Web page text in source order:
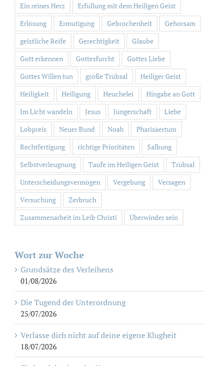
Ein reines Herz
Erfüllung mit dem Heiligen Geist
Erlösung
Ermutigung Gebrochenheit
Gehorsam
geistliche Reife
Gerechtigkeit
Glaube
Gott erkennen
Gottesfurcht
Gottes Liebe
Gottes Willen tun
große Trübsal
Heiliger Geist
Heiligkeit
Heiligung Heuchelei
Hingabe an Gott
Im Licht wandeln
Jesus Jüngerschaft
Liebe
Lobpreis
Neuer Bund Noah
Pharisäertum
Rechtfertigung
richtige Prioritäten
Salbung
Selbstverleugnung
Taufe im Heiligen Geist
Trübsal
Unterscheidungsvermögen
Vergebung
Versagen
Versuchung
Zerbruch
Zusammenarbeit im Leib Christi
Überwinder sein
Wort zur Woche
Grundsätze des Verleihens
01/08/2026
Die Tugend der Unterordnung
25/07/2026
Verlasse dich nicht auf deine eigene Klugheit
18/07/2026